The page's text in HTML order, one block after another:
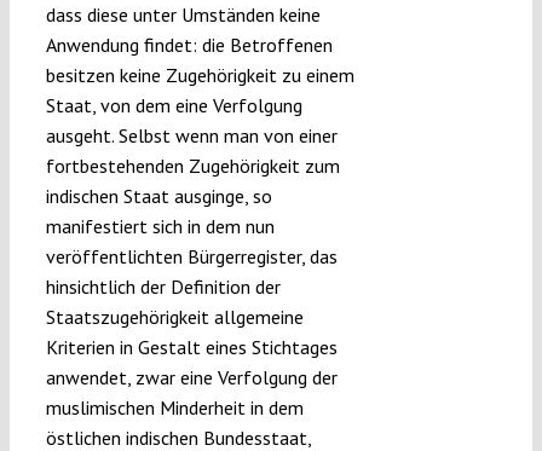
dass diese unter Umständen keine
Anwendung findet: die Betroffenen
besitzen keine Zugehörigkeit zu einem
Staat, von dem eine Verfolgung
ausgeht. Selbst wenn man von einer
fortbestehenden Zugehörigkeit zum
indischen Staat ausginge, so
manifestiert sich in dem nun
veröffentlichten Bürgerregister, das
hinsichtlich der Definition der
Staatszugehörigkeit allgemeine
Kriterien in Gestalt eines Stichtages
anwendet, zwar eine Verfolgung der
muslimischen Minderheit in dem
östlichen indischen Bundesstaat,